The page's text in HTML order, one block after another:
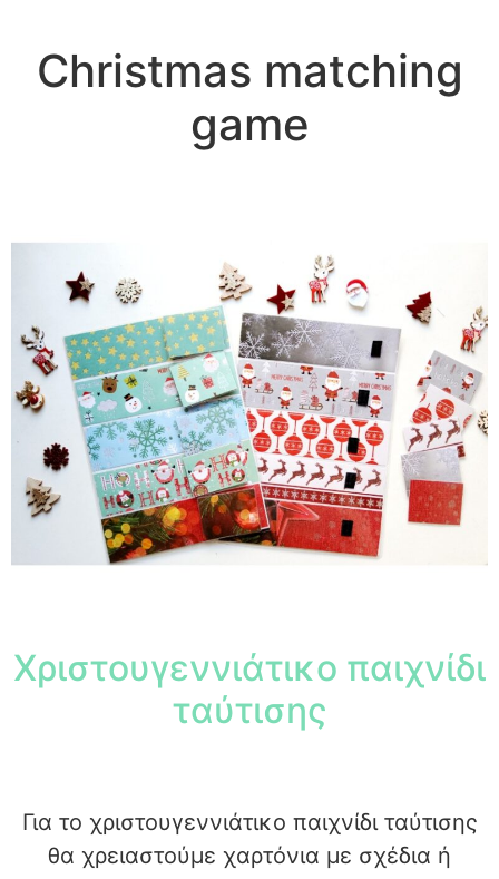
Christmas matching
game
Χριστουγεννιάτικο παιχνίδι
ταύτισης
Για το χριστουγεννιάτικο παιχνίδι ταύτισης
θα χρειαστούμε χαρτόνια με σχέδια ή